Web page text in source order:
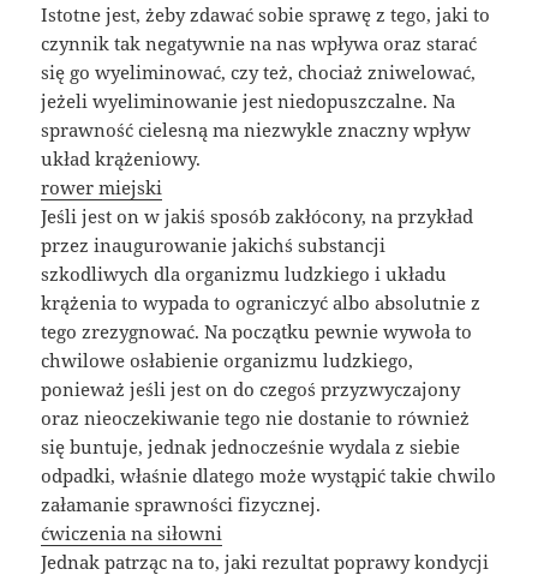
Istotne jest, żeby zdawać sobie sprawę z tego, jaki to
czynnik tak negatywnie na nas wpływa oraz starać
się go wyeliminować, czy też, chociaż zniwelować,
jeżeli wyeliminowanie jest niedopuszczalne. Na
sprawność cielesną ma niezwykle znaczny wpływ
układ krążeniowy.
rower miejski
Jeśli jest on w jakiś sposób zakłócony, na przykład
przez inaugurowanie jakichś substancji
szkodliwych dla organizmu ludzkiego i układu
krążenia to wypada to ograniczyć albo absolutnie z
tego zrezygnować. Na początku pewnie wywoła to
chwilowe osłabienie organizmu ludzkiego,
ponieważ jeśli jest on do czegoś przyzwyczajony
oraz nieoczekiwanie tego nie dostanie to również
się buntuje, jednak jednocześnie wydala z siebie
odpadki, właśnie dlatego może wystąpić takie chwilo
załamanie sprawności fizycznej.
ćwiczenia na siłowni
Jednak patrząc na to, jaki rezultat poprawy kondycji